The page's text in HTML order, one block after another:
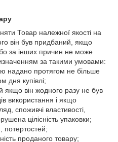
Товар належної якості на
він був придбаний, якщо
за інших причин не може
за такими умовами:
надано протягом не більше
дня купівлі;
якщо він жодного разу не був
використання і якщо
споживчі властивості,
цілісність упаковки;
потертостей;
проданого товару;